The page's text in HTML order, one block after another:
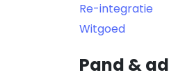
Re-integratie
Witgoed
Pand &